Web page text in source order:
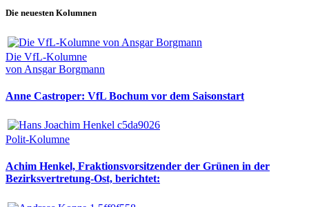
Die neuesten Kolumnen
Die VfL-Kolumne
von Ansgar Borgmann
Anne Castroper: VfL Bochum vor dem Saisonstart
Polit-Kolumne
Achim Henkel, Fraktionsvorsitzender der Grünen in der
Bezirksvertretung-Ost, berichtet: